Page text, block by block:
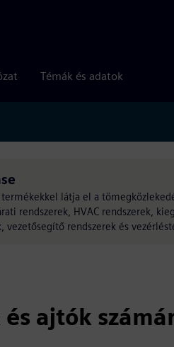
Témák és adatok
látja el a
rendszerek, HVAC rendszerek,
vezetősegítő rendszerek és
ajtók